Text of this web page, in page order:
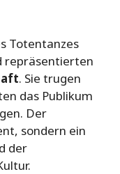
Totentanzes
repräsentierten
. Sie trugen
das Publikum
Der
sondern ein
der